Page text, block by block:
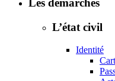
Les démarches
L’état civil
Identité